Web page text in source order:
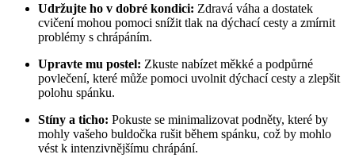
Udržujte ho v dobré kondici: Zdravá váha a dostatek
cvičení mohou pomoci snížit tlak na dýchací cesty a zmírnit
problémy s chrápáním.
Upravte mu postel: Zkuste nabízet měkké a podpůrné
povlečení, které může pomoci uvolnit dýchací cesty a zlepšit
polohu spánku.
Stíny a ticho: Pokuste se minimalizovat podněty, které by
mohly vašeho buldočka rušit během spánku, což by mohlo
vést k intenzivnějšímu chrápání.